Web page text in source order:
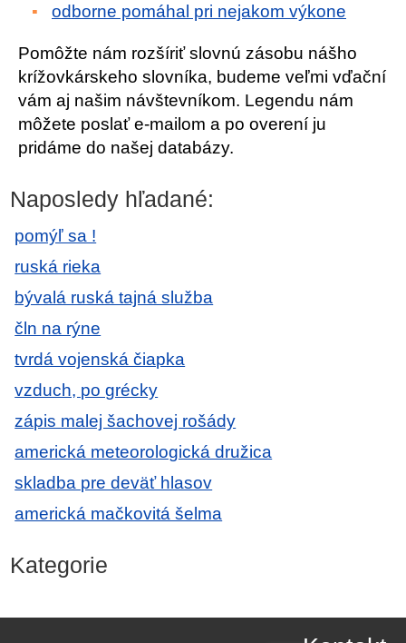
odborne pomáhal pri nejakom výkone
Pomôžte nám rozšíriť slovnú zásobu nášho
krížovkárskeho slovníka, budeme veľmi vďační
vám aj našim návštevníkom. Legendu nám
môžete poslať e-mailom a po overení ju
pridáme do našej databázy.
Naposledy hľadané:
pomýľ sa !
ruská rieka
bývalá ruská tajná služba
čln na rýne
tvrdá vojenská čiapka
vzduch, po grécky
zápis malej šachovej rošády
americká meteorologická družica
skladba pre deväť hlasov
americká mačkovitá šelma
Kategorie